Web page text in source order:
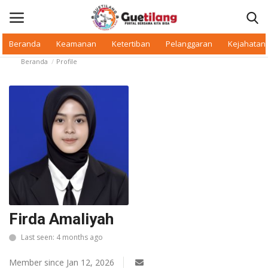
Beranda Keamanan Ketertiban Pelanggaran Kejahatan
Beranda
Makan Bergizi
Warkop Digital
Pelanggaran
Ketertiban
Beranda Profile
Firda Amaliyah
Last seen: 4 months ago
Member since Jan 12, 2026